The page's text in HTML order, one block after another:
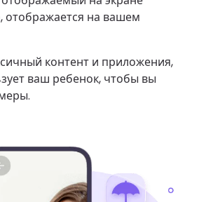
отображается на вашем
контент и приложения,
ваш ребенок, чтобы вы